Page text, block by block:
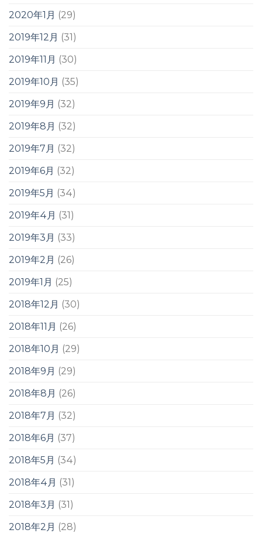
2020年1月 (29)
2019年12月 (31)
2019年11月 (30)
2019年10月 (35)
2019年9月 (32)
2019年8月 (32)
2019年7月 (32)
2019年6月 (32)
2019年5月 (34)
2019年4月 (31)
2019年3月 (33)
2019年2月 (26)
2019年1月 (25)
2018年12月 (30)
2018年11月 (26)
2018年10月 (29)
2018年9月 (29)
2018年8月 (26)
2018年7月 (32)
2018年6月 (37)
2018年5月 (34)
2018年4月 (31)
2018年3月 (31)
2018年2月 (28)